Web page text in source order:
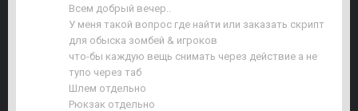
Всем добрый вечер..
У меня такой вопрос где найти или заказать скрипт
для обыска зомбей & игроков
что-бы каждую вещь снимать через действие а не
тупо через таб
Шлем отдельно
Рюкзак отдельно